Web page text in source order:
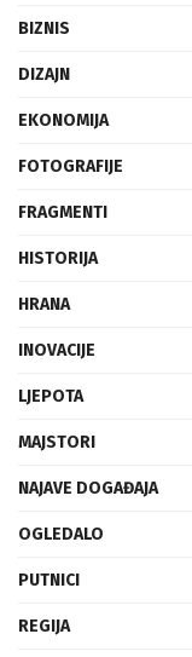
BIZNIS
DIZAJN
EKONOMIJA
FOTOGRAFIJE
FRAGMENTI
HISTORIJA
HRANA
INOVACIJE
LJEPOTA
MAJSTORI
NAJAVE DOGAĐAJA
OGLEDALO
PUTNICI
REGIJA